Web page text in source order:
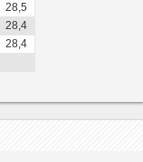
28,5
28,4
28,4